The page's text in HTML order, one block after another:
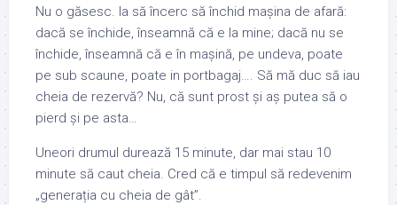
Nu o găsesc. Ia să încerc să închid mașina de afară:
dacă se închide, înseamnă că e la mine; dacă nu se
închide, înseamnă că e în mașină, pe undeva, poate
pe sub scaune, poate in portbagaj…. Să mă duc să iau
cheia de rezervă? Nu, că sunt prost și aș putea să o
pierd și pe asta…
Uneori drumul durează 15 minute, dar mai stau 10
minute să caut cheia. Cred că e timpul să redevenim
„generația cu cheia de gât”.